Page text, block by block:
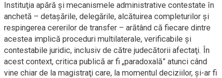
Instituţia apără şi mecanismele administrative contestate în
anchetă – detaşările, delegările, alcătuirea completurilor şi
respingerea cererilor de transfer – arătând că fiecare dintre
acestea implică proceduri multilaterale, verificabile şi
contestabile juridic, inclusiv de către judecătorii afectaţi. În
acest context, critica publică ar fi „paradoxală” atunci când
vine chiar de la magistraţi care, la momentul deciziilor, şi-ar fi